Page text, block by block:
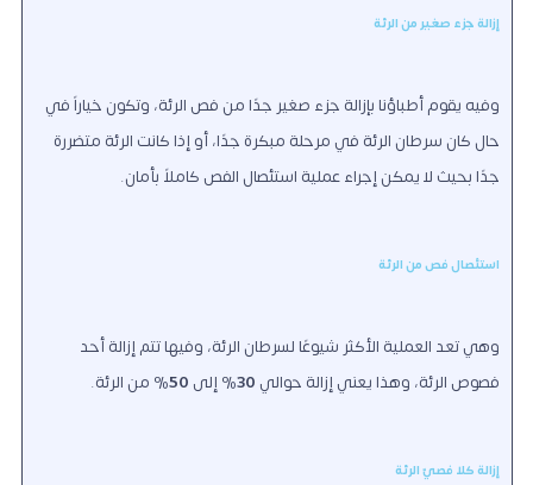
إزالة جزء صغير من الرئة
وفيه يقوم أطباؤنا بإزالة جزء صغير جدًا من فص الرئة، وتكون خياراً في
حال كان سرطان الرئة في مرحلة مبكرة جدًا، أو إذا كانت الرئة متضررة
جدًا بحيث لا يمكن إجراء عملية استئصال الفص كاملاً بأمان.
استئصال فص من الرئة
وهي تعد العملية الأكثر شيوعًا لسرطان الرئة، وفيها تتم إزالة أحد
فصوص الرئة، وهذا يعني إزالة حوالي 30% إلى 50% من الرئة.
إزالة كلا فصيّ الرئة